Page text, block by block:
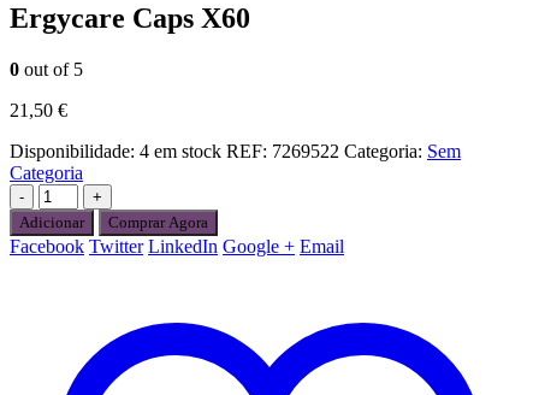
Ergycare Caps X60
0 out of 5
21,50 €
Disponibilidade: 4 em stock REF: 7269522 Categoria: Sem
Categoria
-
+
Adicionar
Comprar Agora
Facebook Twitter LinkedIn Google + Email